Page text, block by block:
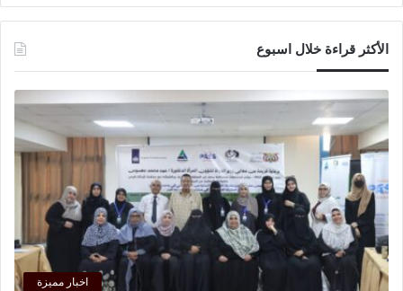
الأكثر قراءة خلال اسبوع
اخبار مميزة